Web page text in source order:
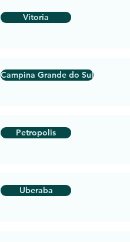
Vitoria
Campina Grande do Sul
Petropolis
Uberaba